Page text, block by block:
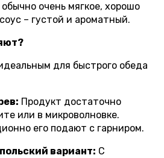
очень мягкое, хорошо
– густой и ароматный.
для быстрого обеда
Продукт достаточно
или в микроволновке.
его подают с гарниром.
вариант: С